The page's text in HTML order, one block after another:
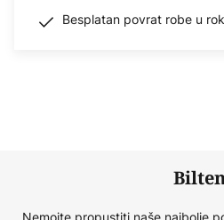
Besplatan povrat robe u
Nemojte propustiti naše najbolje